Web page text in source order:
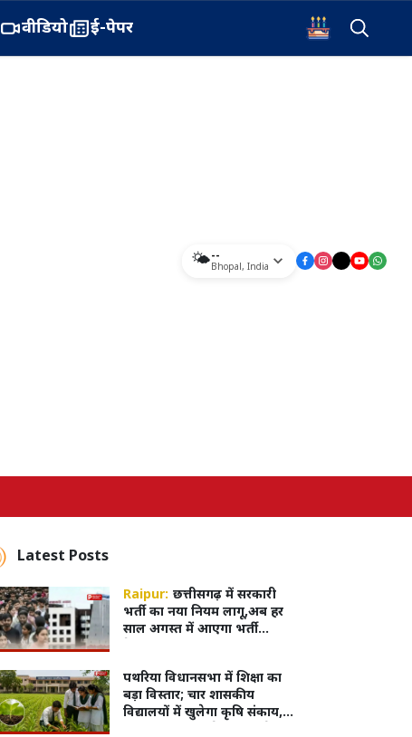
वीडियो ई-पेपर
🌤️--
Bhopal , India
Latest Posts
Raipur: छत्तीसगढ़ में सरकारी
भर्ती का नया नियम लागू,अब हर
साल अगस्त में आएगा भर्ती
पथरिया विधानसभा में शिक्षा का
बड़ा विस्तार; चार शासकीय
विद्यालयों में खुलेगा कृषि संकाय,